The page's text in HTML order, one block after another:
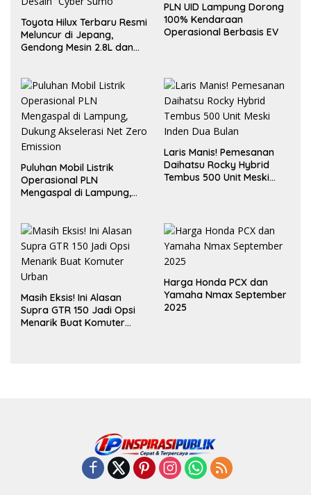
Toyota Hilux Terbaru Resmi
Meluncur di Jepang,
Gendong Mesin 2.8L dan
PLN UID Lampung Dorong
100% Kendaraan
Operasional Berbasis EV
Puluhan Mobil Listrik
Operasional PLN
Mengaspal di Lampung,
Laris Manis! Pemesanan
Daihatsu Rocky Hybrid
Tembus 500 Unit Meski
Masih Eksis! Ini Alasan
Supra GTR 150 Jadi Opsi
Menarik Buat Komuter
Harga Honda PCX dan
Yamaha Nmax September
2025